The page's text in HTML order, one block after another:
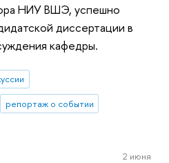
НИУ ВШЭ, успешно
диссертации в
кафедры.
репортаж о событии
2 июня